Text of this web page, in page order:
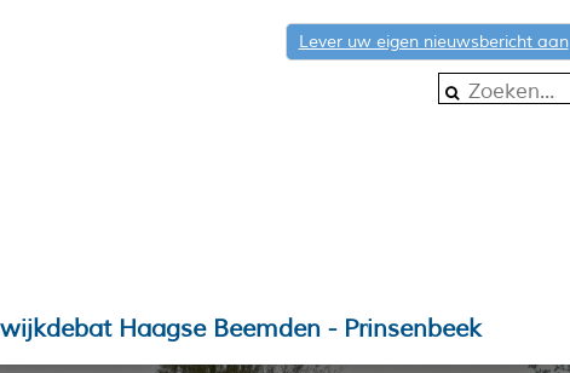
Lever uw eigen nieuwsbericht aan
Haagse Beemden - Prinsenbeek